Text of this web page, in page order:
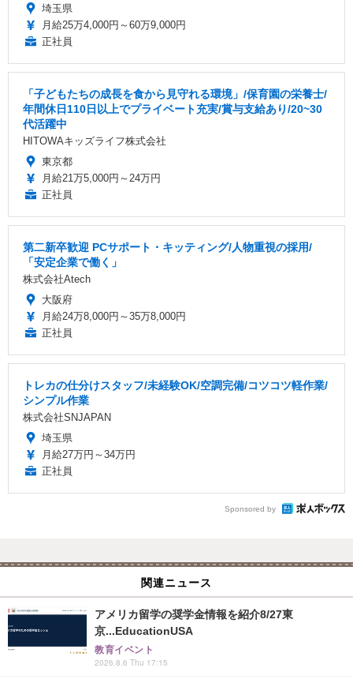
埼玉県
月給25万4,000円～60万9,000円
正社員
「子どもたちの成長を食から見守れる環境」/保育園の栄養士/
年間休日110日以上でプライベート充実/賞与支給あり/20~30
代活躍中
HITOWAキッズライフ株式会社
東京都
月給21万5,000円～24万円
正社員
第二新卒歓迎 PCサポート・キッティング/人物重視の採用/
「安定企業で働く」
株式会社Atech
大阪府
月給24万8,000円～35万8,000円
正社員
トレカの仕分けスタッフ/未経験OK/空調完備/コツコツ軽作業/
シンプル作業
株式会社SNJAPAN
埼玉県
月給27万円～34万円
正社員
Sponsored by
関連ニュース
アメリカ留学の奨学金情報を紹介8/27東
京...EducationUSA
教育イベント
2026.8.6 Thu 17:15